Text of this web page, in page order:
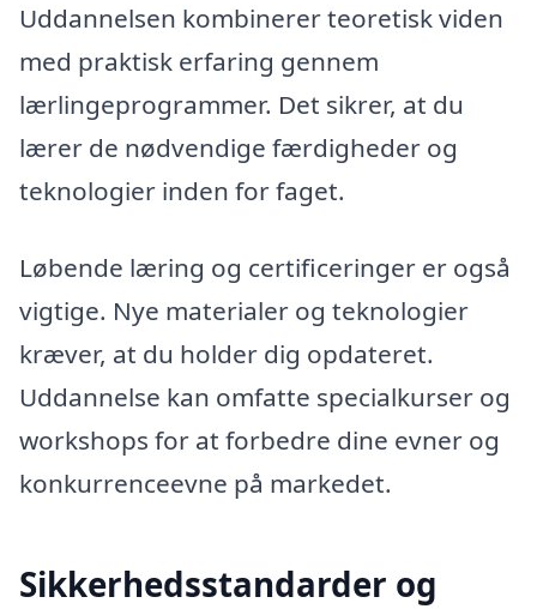
Uddannelsen kombinerer teoretisk viden
med praktisk erfaring gennem
lærlingeprogrammer. Det sikrer, at du
lærer de nødvendige færdigheder og
teknologier inden for faget.
Løbende læring og certificeringer er også
vigtige. Nye materialer og teknologier
kræver, at du holder dig opdateret.
Uddannelse kan omfatte specialkurser og
workshops for at forbedre dine evner og
konkurrenceevne på markedet.
Sikkerhedsstandarder og